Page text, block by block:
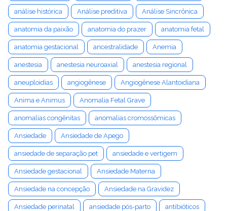
análise histórica Análise preditiva Análise Sincrônica
anatomia da paixão anatomia do prazer anatomia fetal
anatomia gestacional ancestralidade Anemia
anestesia anestesia neuroaxial anestesia regional
aneuploidias angiogênese Angiogênese Alantoidiana
Anima e Animus Anomalia Fetal Grave
anomalias congênitas anomalias cromossômicas
Ansiedade Ansiedade de Apego
ansiedade de separação pet ansiedade e vertigem
Ansiedade gestacional Ansiedade Materna
Ansiedade na concepção Ansiedade na Gravidez
Ansiedade perinatal ansiedade pós-parto antibióticos